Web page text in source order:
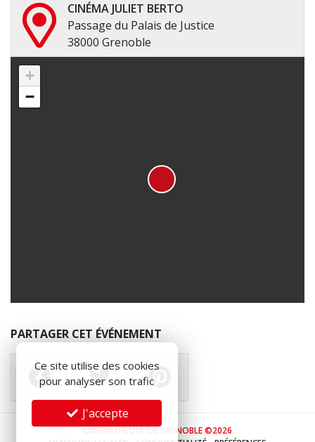
CINÉMA JULIET BERTO
Passage du Palais de Justice
38000 Grenoble
+
−
PARTAGER CET ÉVÉNEMENT
CINÉMATHÈQUE DE GRENOBLE ©2026
Ce site utilise des cookies
pour analyser son trafic
J'accepte